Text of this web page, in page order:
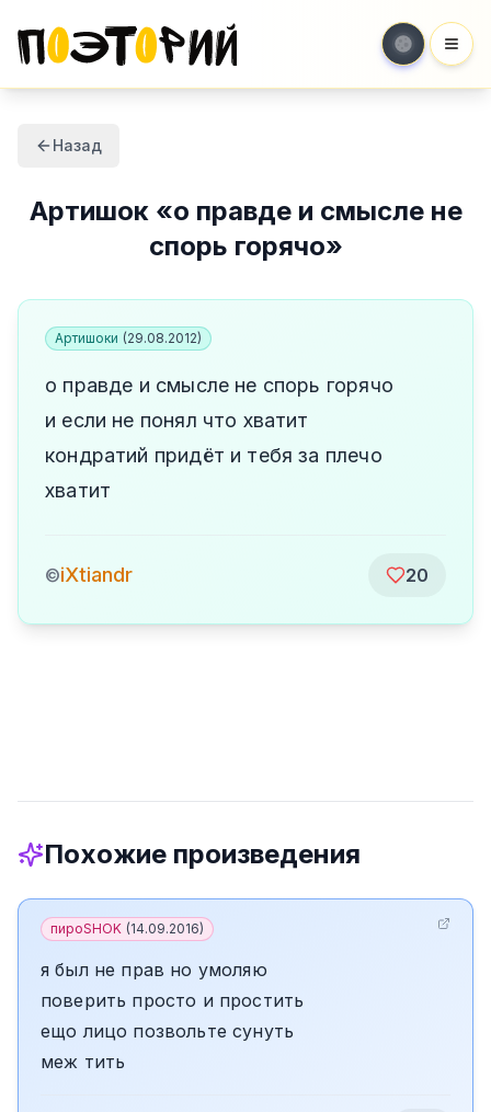
Назад
Артишок«о правде и смысле не
спорь горячо»
Артишоки (29.08.2012)
о правде и смысле не спорь горячо
и если не понял что хватит
кондратий придёт и тебя за плечо
хватит
©iXtiandr 20
Похожие произведения
пироSHOK (14.09.2016)
я был не прав но умоляю
поверить просто и простить
ещо лицо позвольте сунуть
меж тить